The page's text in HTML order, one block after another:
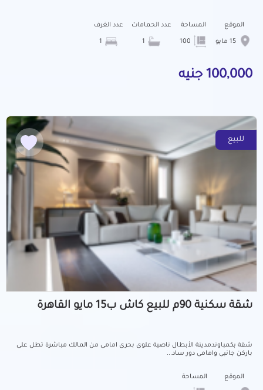
الموقع المساحة عدد الحمامات عدد الغرف
100,000 جنيه
للبيع
شقة سكنية 90م للبيع كاش ب15 مايو القاهرة
شقة بكمباوندمدينة الأبطال ناصية علوى بحرى امامى من المالك مباشرة تطل على
باركن جانبى وامامى دور ساد...
الموقع المساحة